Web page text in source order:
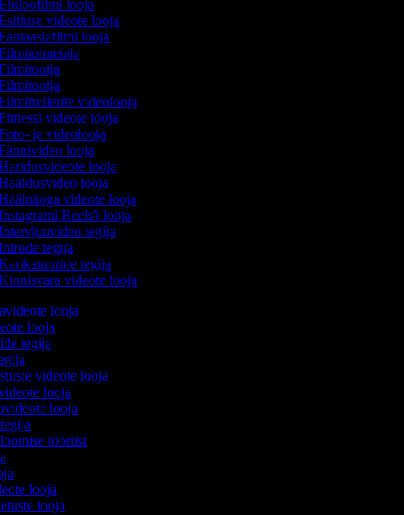
looja
videote looja
looja
videolooja
videote looja
ja videolooja
looja
looja
looja
videote looja
Reels'i looja
tegija
tegija
tegija
videote looja
looja
looja
tegija
videote looja
looja
looja
tööriist
looja
looja